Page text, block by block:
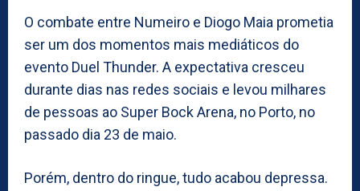
O combate entre Numeiro e Diogo Maia prometia
ser um dos momentos mais mediáticos do
evento Duel Thunder. A expectativa cresceu
durante dias nas redes sociais e levou milhares
de pessoas ao Super Bock Arena, no Porto, no
passado dia 23 de maio.
Porém, dentro do ringue, tudo acabou depressa.